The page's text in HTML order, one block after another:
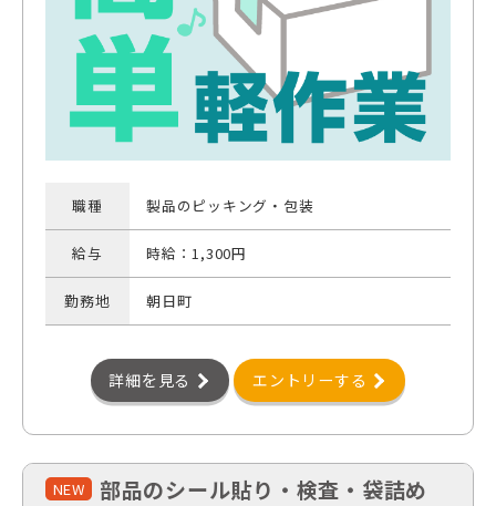
職種 製品のピッキング・包装
給与 時給：1,300円
勤務地 朝日町
詳細を見る エントリーする
NEW 部品のシール貼り・検査・袋詰め